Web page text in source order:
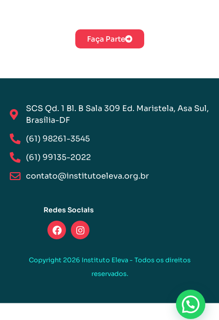
Faça Parte
SCS Qd. 1 Bl. B Sala 309 Ed. Maristela, Asa Sul,
Brasília-DF
(61) 98261-3545
(61) 99135-2022
contato@institutoeleva.org.br
Redes Sociais
Copyright 2026 Instituto Eleva - Todos os direitos
reservados.